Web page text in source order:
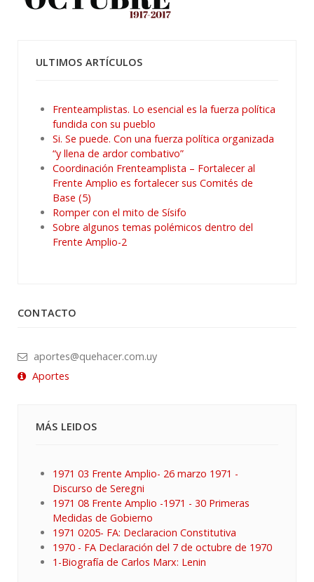
ULTIMOS ARTÍCULOS
Frenteamplistas. Lo esencial es la fuerza política
fundida con su pueblo
Si. Se puede. Con una fuerza política organizada
“y llena de ardor combativo”
Coordinación Frenteamplista – Fortalecer al
Frente Amplio es fortalecer sus Comités de
Base (5)
Romper con el mito de Sísifo
Sobre algunos temas polémicos dentro del
Frente Amplio-2
CONTACTO
aportes@quehacer.com.uy
Aportes
MÁS LEIDOS
1971 03 Frente Amplio- 26 marzo 1971 -
Discurso de Seregni
1971 08 Frente Amplio -1971 - 30 Primeras
Medidas de Gobierno
1971 0205- FA: Declaracion Constitutiva
1970 - FA Declaración del 7 de octubre de 1970
1-Biografía de Carlos Marx: Lenin